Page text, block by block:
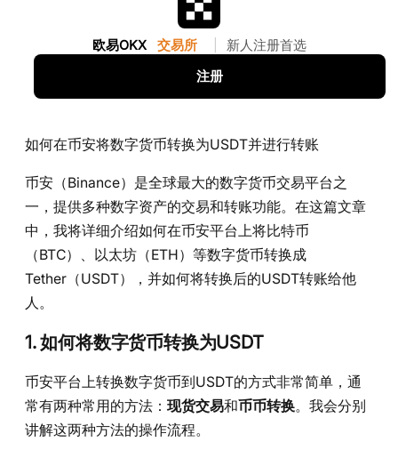
欧易OKX 交易所 新人注册首选
注册
如何在币安将数字货币转换为USDT并进行转账
币安（Binance）是全球最大的数字货币交易平台之
一，提供多种数字资产的交易和转账功能。在这篇文章
中，我将详细介绍如何在币安平台上将比特币
（BTC）、以太坊（ETH）等数字货币转换成
Tether（USDT），并如何将转换后的USDT转账给他
人。
1.如何将数字货币转换为USDT
币安平台上转换数字货币到USDT的方式非常简单，通
常有两种常用的方法： 现货交易和币币转换。我会分别
讲解这两种方法的操作流程。